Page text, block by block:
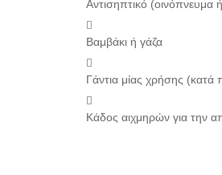
Αντισηπτικό (οινόπνευμα
Βαμβάκι ή γάζα
Γάντια μίας χρήσης (κατά
Κάδος αιχμηρών για την